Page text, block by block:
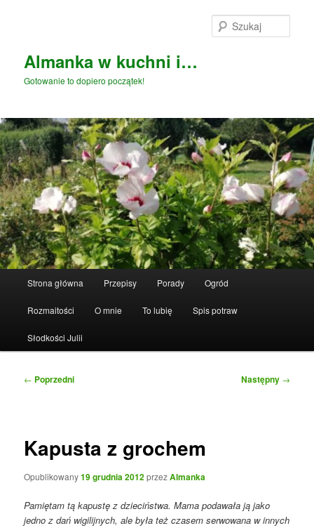
Almanka w kuchni i…
Gotowanie to dopiero początek!
Strona główna Przepisy Porady Ogród
Rozmaitości O mnie To lubię Spis potraw
Słodkości Julii
Nawigacja
← Poprzedni Następny →
Kapusta z grochem
Opublikowany19 grudnia 2012przezAlmanka
Pamiętam tą kapustę z dzieciństwa. Mama podawała ją jako
jedno z dań wigilijnych, ale była też czasem serwowana w innych